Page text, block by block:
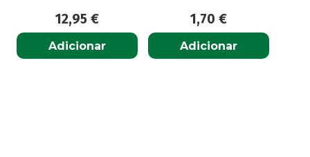
12,95 €
Adicionar
1,70 €
Adicionar